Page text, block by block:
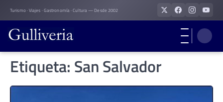
Skip
to
content
Turismo · Viajes · Gastronomía · Cultura — Desde 2002
Etiqueta: San Salvador